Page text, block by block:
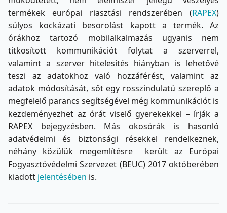
termékek európai riasztási rendszerében (RAPEX)
súlyos kockázati besorolást kapott a termék. Az
órákhoz tartozó mobilalkalmazás ugyanis nem
titkosított kommunikációt folytat a szerverrel,
valamint a szerver hitelesítés hiányban is lehetővé
teszi az adatokhoz való hozzáférést, valamint az
adatok módosítását, sőt egy rosszindulatú szereplő a
megfelelő parancs segítségével még kommunikációt is
kezdeményezhet az órát viselő gyerekekkel – írják a
RAPEX bejegyzésben. Más okosórák is hasonló
adatvédelmi és biztonsági résekkel rendelkeznek,
néhány közülük megemlítésre került az Európai
Fogyasztóvédelmi Szervezet (BEUC) 2017 októberében
kiadott jelentésében is.